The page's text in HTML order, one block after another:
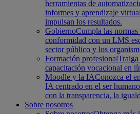
herramientas de
informes y aprendizaje
impulsan los resultados.
GobiernoCumpla las
conformidad con un LMS
sector público y los
Formación profesionalTraiga
capacitación vocacional en
Moodle y la IAConozca el
IA centrado en el ser
con la transparencia, la
Sobre nosotros